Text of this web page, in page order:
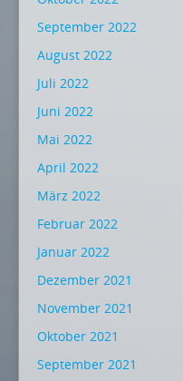
September 2022
August 2022
Juli 2022
Juni 2022
Mai 2022
April 2022
März 2022
Februar 2022
Januar 2022
Dezember 2021
November 2021
Oktober 2021
September 2021